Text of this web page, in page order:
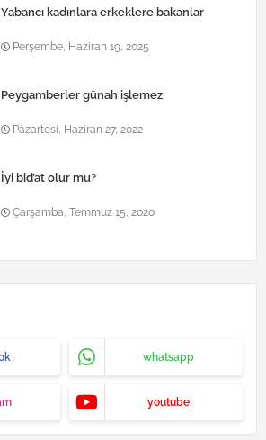
Yabancı kadınlara erkeklere bakanlar
Perşembe, Haziran 19, 2025
Peygamberler günah işlemez
Pazartesi, Haziran 27, 2022
İyi bid’at olur mu?
Çarşamba, Temmuz 15, 2020
whatsapp
youtube